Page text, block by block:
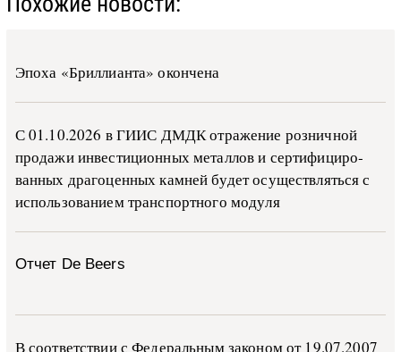
Эпоха «Бриллианта» окончена
С 01.10.2026 в ГИИС ДМДК от­ра­же­ние роз­ни­ч­ной
про­да­жи ин­ве­сти­ци­он­ных ме­тал­лов и сер­ти­фи­ци­ро­
ван­ных дра­го­цен­ных ка­м­ней бу­дет осу­ще­ств­лять­ся с
ис­поль­зо­ва­ни­ем тран­с­пор­т­но­го мо­ду­ля
Отчет De Beers
В со­о­т­вет­ствии с Фе­де­раль­ным за­ко­ном от 19.07.2007